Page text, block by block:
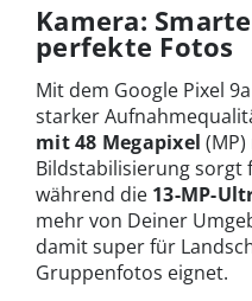
Kamera:
perfekte Fotos
Mit dem Google Pixel
starker
mit 48 Megapixel
Bildstabilisierung sorgt
während die 13-MP-
mehr von Deiner
damit super für
Gruppenfotos eignet.